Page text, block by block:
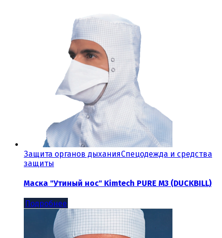
Защита органов дыханияСпецодежда и средства
защиты
Маска "Утиный нос" Kimtech PURE M3 (DUCKBILL)
Подробнее